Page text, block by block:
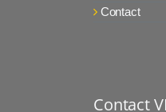
Contact
Contact